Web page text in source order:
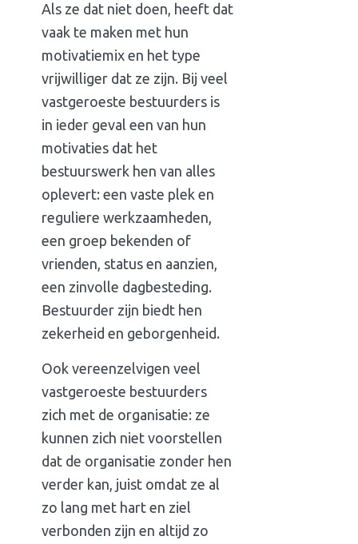
Als ze dat niet doen, heeft dat
vaak te maken met hun
motivatiemix en het type
vrijwilliger dat ze zijn. Bij veel
vastgeroeste bestuurders is
in ieder geval een van hun
motivaties dat het
bestuurswerk hen van alles
oplevert: een vaste plek en
reguliere werkzaamheden,
een groep bekenden of
vrienden, status en aanzien,
een zinvolle dagbesteding.
Bestuurder zijn biedt hen
zekerheid en geborgenheid.
Ook vereenzelvigen veel
vastgeroeste bestuurders
zich met de organisatie: ze
kunnen zich niet voorstellen
dat de organisatie zonder hen
verder kan, juist omdat ze al
zo lang met hart en ziel
verbonden zijn en altijd zo